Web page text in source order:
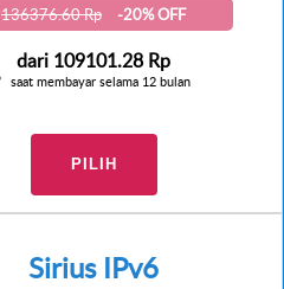
136376.60 Rp -20% OFF
dari 109101.28 Rp
saat membayar selama 12 bulan
PILIH
Sirius IPv6